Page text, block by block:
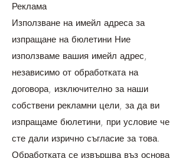
Реклама
Използване на имейл адреса за
изпращане на бюлетини Ние
използваме вашия имейл адрес,
независимо от обработката на
договора, изключително за наши
собствени рекламни цели, за да ви
изпращаме бюлетини, при условие че
сте дали изрично съгласие за това.
Обработката се извършва въз основа